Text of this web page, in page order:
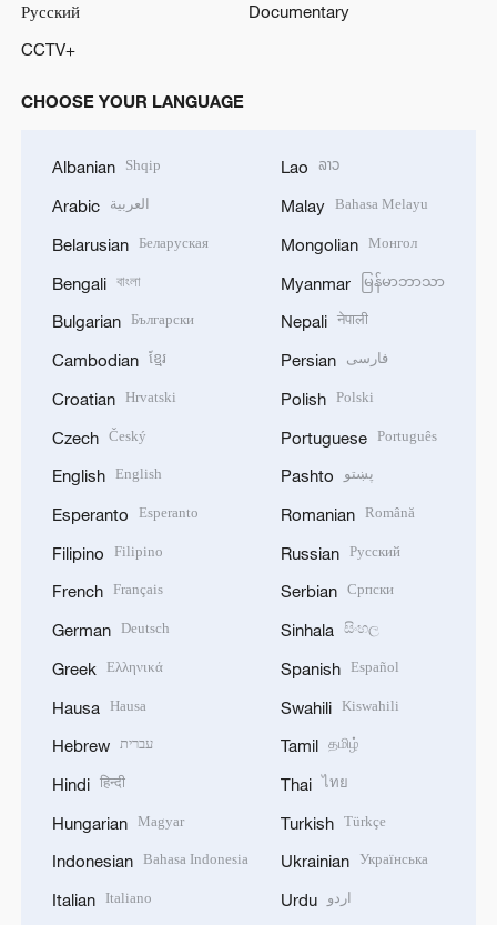
Русский
Documentary
CCTV+
CHOOSE YOUR LANGUAGE
Albanian Shqip
Arabic العربية
Belarusian Беларуская
Bengali বাংলা
Bulgarian Български
Cambodian ខ្មែរ
Croatian Hrvatski
Czech Český
English English
Esperanto Esperanto
Filipino Filipino
French Français
German Deutsch
Greek Ελληνικά
Hausa Hausa
Hebrew עברית
Hindi हिन्दी
Hungarian Magyar
Indonesian Bahasa Indonesia
Italian Italiano
Lao ລາວ
Malay Bahasa Melayu
Mongolian Монгол
Myanmar မြန်မာဘာသာ
Nepali नेपाली
Persian فارسی
Polish Polski
Portuguese Português
Pashto پښتو
Romanian Română
Russian Русский
Serbian Српски
Sinhala සිංහල
Spanish Español
Swahili Kiswahili
Tamil தமிழ்
Thai ไทย
Turkish Türkçe
Ukrainian Українська
Urdu اردو